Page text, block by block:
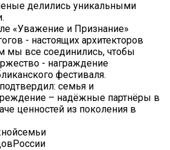
делились уникальными
«Уважение и Признание»
- настоящих архитекторов
мы все соединились, чтобы
- награждение
фестиваля.
семья и
– надёжные партнёры в
ценностей из поколения в